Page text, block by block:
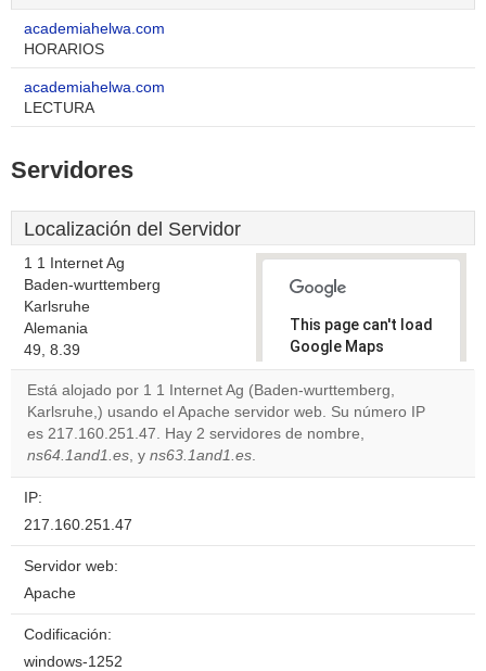
academiahelwa.com
HORARIOS
academiahelwa.com
LECTURA
Servidores
Localización del Servidor
1 1 Internet Ag
Baden-wurttemberg
Karlsruhe
Alemania
49, 8.39
This page can't load
Google Maps
correctly.
Do you
own this
Está alojado por 1 1 Internet Ag (Baden-wurttemberg,
Karlsruhe,) usando el Apache servidor web. Su número IP
es 217.160.251.47. Hay 2 servidores de nombre,
ns64.1and1.es, y ns63.1and1.es.
IP:
217.160.251.47
Servidor web:
Apache
Codificación:
windows-1252